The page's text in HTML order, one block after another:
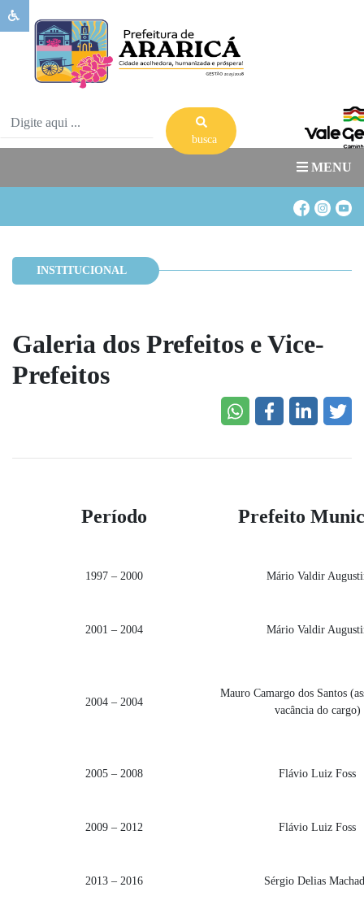
busca
MENU
Sobre
Ararica
Governo
Publicações
Transparência
Oportunidades
Acesso
INSTITUCIONAL
Galeria dos Prefeitos e Vice-
Prefeitos
Período Prefeito
1997 – 2000 Mário Valdir
2001 – 2004 Mário Valdir
2004 – 2004
Mauro Camargo dos Santos
vacância do cargo)
2005 – 2008 Flávio Luiz Foss
2009 – 2012 Flávio Luiz Foss
2013 – 2016 Sérgio Delias